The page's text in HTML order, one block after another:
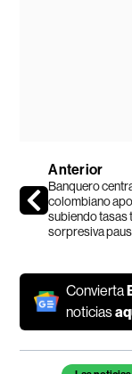
Anterior
Banquero
colombiano
subiendo tasas
sorpresiva
Convierta
noticias
Temas de